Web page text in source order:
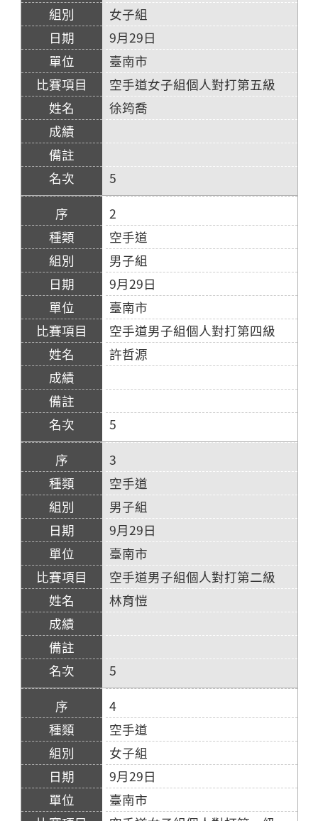
女子組
9月29日
臺南市
空手道女子組個人對打第五級
徐筠喬
5
2
空手道
男子組
9月29日
臺南市
空手道男子組個人對打第四級
許哲源
5
3
空手道
男子組
9月29日
臺南市
空手道男子組個人對打第二級
林育愷
5
4
空手道
女子組
9月29日
臺南市